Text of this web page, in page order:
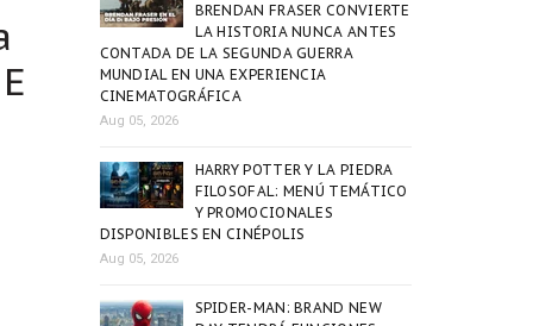
BRENDAN FRASER CONVIERTE
LA HISTORIA NUNCA ANTES
CONTADA DE LA SEGUNDA GUERRA
MUNDIAL EN UNA EXPERIENCIA
CINEMATOGRÁFICA
Aug 05, 2026
HARRY POTTER Y LA PIEDRA
FILOSOFAL: MENÚ TEMÁTICO
Y PROMOCIONALES
DISPONIBLES EN CINÉPOLIS
Aug 05, 2026
SPIDER-MAN: BRAND NEW